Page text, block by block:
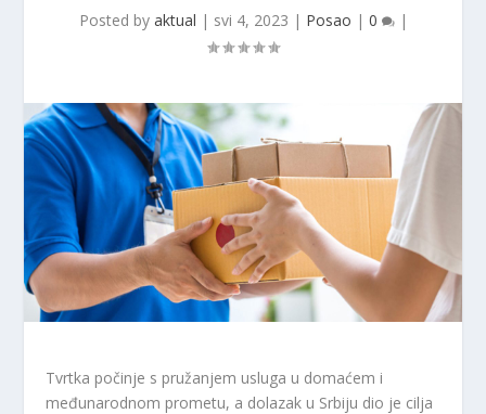
Posted by aktual | svi 4, 2023 | Posao | 0 |
Tvrtka počinje s pružanjem usluga u domaćem i
međunarodnom prometu, a dolazak u Srbiju dio je cilja